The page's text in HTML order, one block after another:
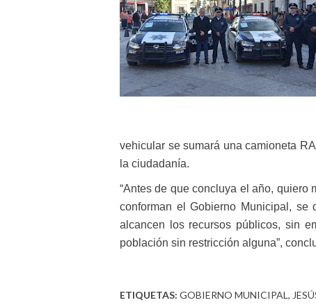
vehicular se sumará una camioneta
la ciudadanía.
“Antes de que concluya el año, quiero
conforman el Gobierno Municipal,
alcancen los recursos públicos, sin
población sin restricción alguna”,
ETIQUETAS: GOBIERNO MUNICIPAL